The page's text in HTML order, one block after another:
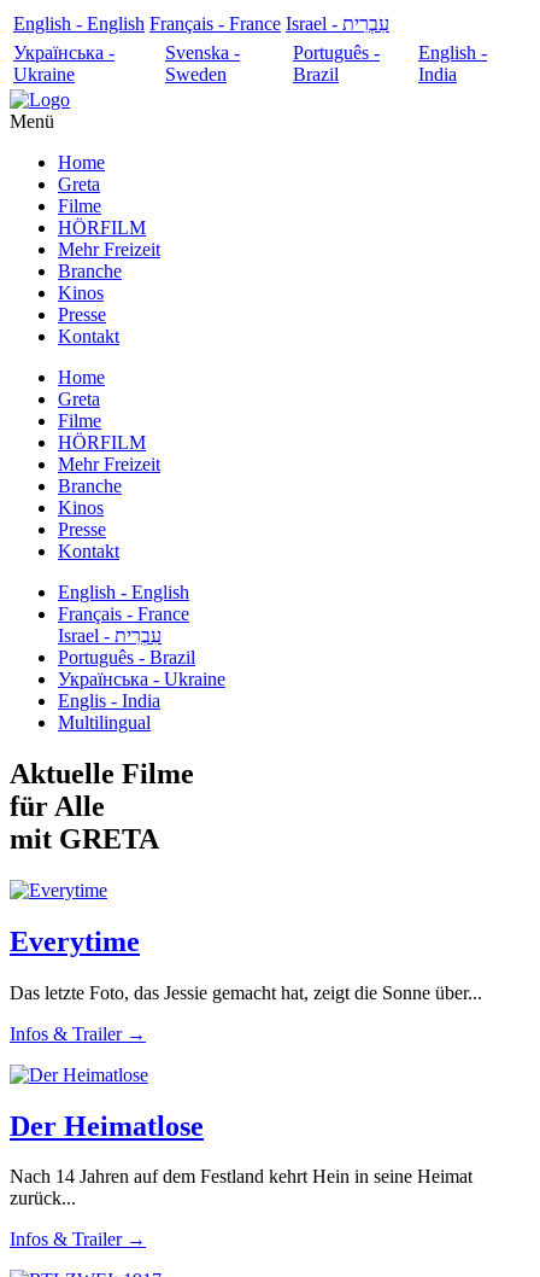
English - English Français - France
עִבְרִית - Israel
Українська -
Ukraine
Svenska -
Sweden
Português -
Brazil
English -
India
Menü
Home
Greta
Filme
HÖRFILM
Mehr Freizeit
Branche
Kinos
Presse
Kontakt
Home
Greta
Filme
HÖRFILM
Mehr Freizeit
Branche
Kinos
Presse
Kontakt
English - English
Français - France
עִבְרִית - Israel
Português - Brazil
Українська - Ukraine
Englis - India
Multilingual
Aktuelle Filme
für Alle
mit GRETA
Everytime
Das letzte Foto, das Jessie gemacht hat, zeigt die Sonne über...
Infos & Trailer →
Der Heimatlose
Nach 14 Jahren auf dem Festland kehrt Hein in seine Heimat
zurück...
Infos & Trailer →